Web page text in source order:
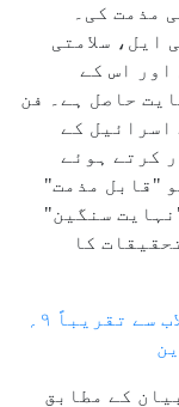
مذمت کی۔
ایل، سلامتی
اور اس کے
حاصل ہے۔ فن
اسرائیل کے
کرتے ہوئے
"قابل مذمت"
سنگین"
کا
کے مطابق